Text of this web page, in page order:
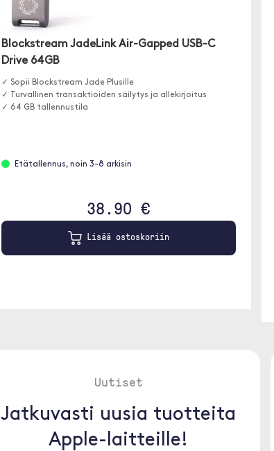
Blockstream JadeLink Air-Gapped USB-C
Drive 64GB
✓ Sopii Blockstream Jade Plusille
✓ Turvallinen transaktioiden säilytys ja allekirjoitus
✓ 64 GB tallennustila
Etätallennus, noin 3-8 arkisin
38.90 €
Lisää ostoskoriin
Uutiset
Jatkuvasti uusia tuotteita
Apple-laitteille!